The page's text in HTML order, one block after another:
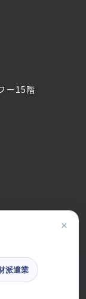
ー15階
コンテンツポリシー
×
派遣業